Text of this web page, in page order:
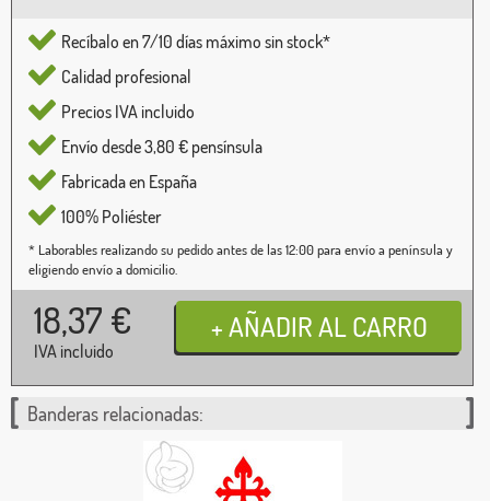
Recíbalo en 7/10 días máximo sin stock*
Calidad profesional
Precios IVA incluido
Envío desde 3,80 € pensínsula
Fabricada en España
100% Poliéster
* Laborables realizando su pedido antes de las 12:00 para envío a península y
eligiendo envío a domicilio.
18,37 €
IVA incluido
Banderas relacionadas: